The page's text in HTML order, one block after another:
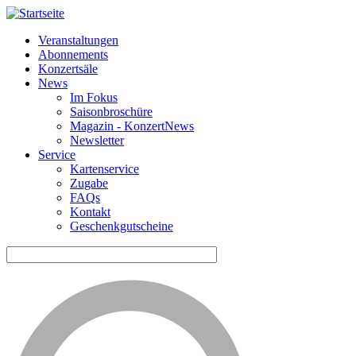
Horizontale
Navigation
Veranstaltungen
Abonnements
Konzertsäle
News
Im Fokus
Saisonbroschüre
Magazin - KonzertNews
Newsletter
Service
Kartenservice
Zugabe
FAQs
Kontakt
Geschenkgutscheine